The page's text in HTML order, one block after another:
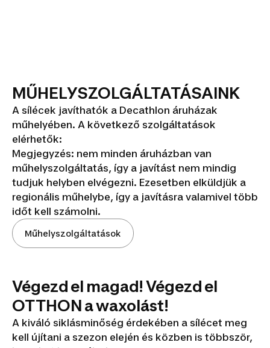
MŰHELYSZOLGÁLTATÁSAINK
A sílécek javíthatók a Decathlon áruházak
műhelyében. A következő szolgáltatások
elérhetők:
Megjegyzés: nem minden áruházban van
műhelyszolgáltatás, így a javítást nem mindig
tudjuk helyben elvégezni. Ezesetben elküldjük a
regionális műhelybe, így a javításra valamivel több
időt kell számolni.
Műhelyszolgáltatások
Végezd el magad! Végezd el
OTTHON a waxolást!
A kiváló siklásminőség érdekében a sílécet meg
kell újítani a szezon elején és közben is többször,